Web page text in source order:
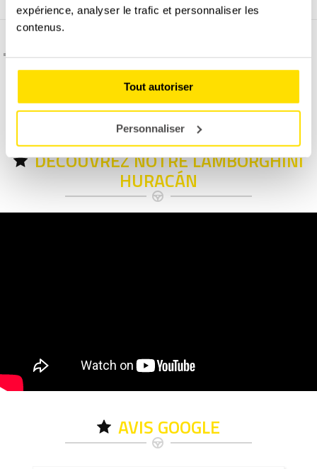
expérience, analyser le trafic et personnaliser les
contenus.
Tout autoriser
Personnaliser
C'est quoi l'assurance dégâts matériel ?
Permis B obligatoire à présenter le jour du stage.
DÉCOUVREZ NOTRE LAMBORGHINI
HURACÁN
AVIS GOOGLE